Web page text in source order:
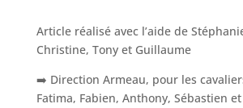
Article réalisé avec l’aide de
Christine, Tony et Guillaume
➡️ Direction Armeau, pour les
Fatima, Fabien, Anthony, Sébastien